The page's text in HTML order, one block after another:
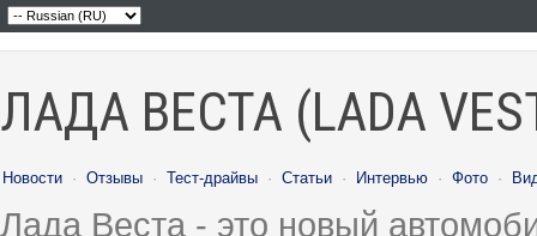
ЛАДА ВЕСТА (LADA
Новости · Отзывы · Тест-драйвы · Статьи · Интервью · Фото ·
Лада Веста - это новый